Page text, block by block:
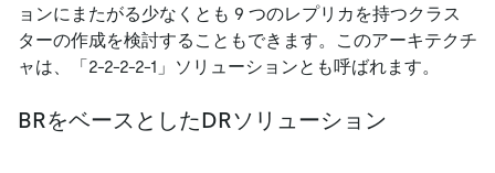
ョンにまたがる少なくとも 9 つのレプリカを持つクラス
ターの作成を検討することもできます。このアーキテクチ
ャは、「2-2-2-2-1」ソリューションとも呼ばれます。
BRをベースとしたDRソリューション